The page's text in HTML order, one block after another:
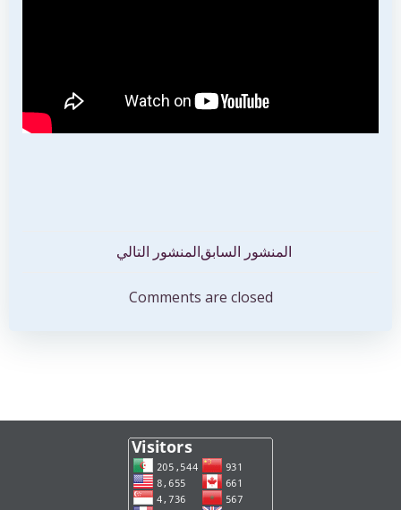
المقالات
المنشور السابقتصفّح
المقالات
المنشور التالي
Comments are closed